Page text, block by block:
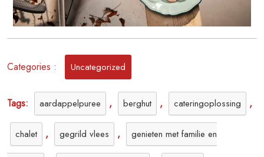
Categories : Uncategorized
Tags: aardappelpuree , berghut , cateringoplossing ,
chalet , gegrild vlees , genieten met familie en